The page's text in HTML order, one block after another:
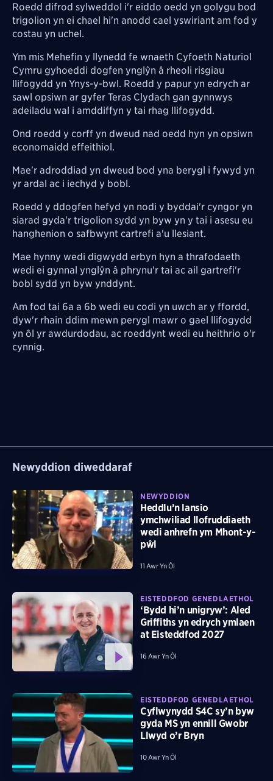
Roedd difrod sylweddol i'r eiddo oedd yn golygu bod
trigolion yn ei chael hi'n anodd cael yswiriant am fod y
costau yn uchel.
Ym mis Mehefin y llynedd fe wnaeth Cyfoeth Naturiol
Cymru gyhoeddi dogfen ynglŷn â rheoli risgiau
llifogydd yn Ynys-y-bwl. Roedd y papur yn edrych ar
sawl opsiwn ar gyfer Teras Clydach gan gynnwys
adeiladu wal i amddiffyn y tai rhag llifogydd.
Ond roedd y corff yn dweud nad oedd hyn yn opsiwn
economaidd effeithiol.
Mae'r adroddiad yn dweud bod yna berygl i fywyd yn
yr ardal ac i iechyd y bobl.
Roedd y ddogfen hefyd yn nodi y byddai'r cyngor yn
siarad gyda'r trigolion sydd yn byw yn y tai i asesu eu
hanghenion o safbwynt cartrefi a'u llesiant.
Mae hynny wedi digwydd erbyn hyn a thrafodaeth
wedi ei gynnal ynglŷn â phrynu'r tai ac ail gartrefi'r
bobl sydd yn byw ynddynt.
Am fod tai 6a a 6b wedi eu codi yn uwch ar y ffordd,
dyw'r rhain ddim mewn perygl mawr o gael llifogydd
yn ôl yr awdurdodau, ac roeddynt wedi eu heithrio o'r
cynnig.
Newyddion diweddaraf
NEWYDDION
Heddlu’n lansio
ymchwiliad llofruddiaeth
wedi anhrefn ym Mhont-y-
pŵl
11 Awr Yn Ôl
EISTEDDFOD GENEDLAETHOL
‘Bydd hi’n unigryw’: Aled
Griffiths yn edrych ymlaen
at Eisteddfod 2027
16 Awr Yn Ôl
EISTEDDFOD GENEDLAETHOL
Cyflwynydd S4C sy’n byw
gyda MS yn ennill Gwobr
Llwyd o’r Bryn
10 Awr Yn Ôl